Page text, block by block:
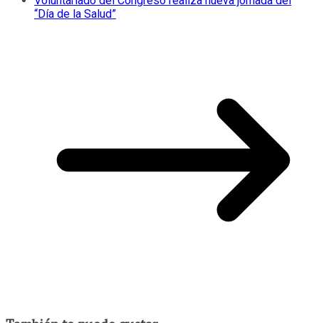
“Día de la Salud”